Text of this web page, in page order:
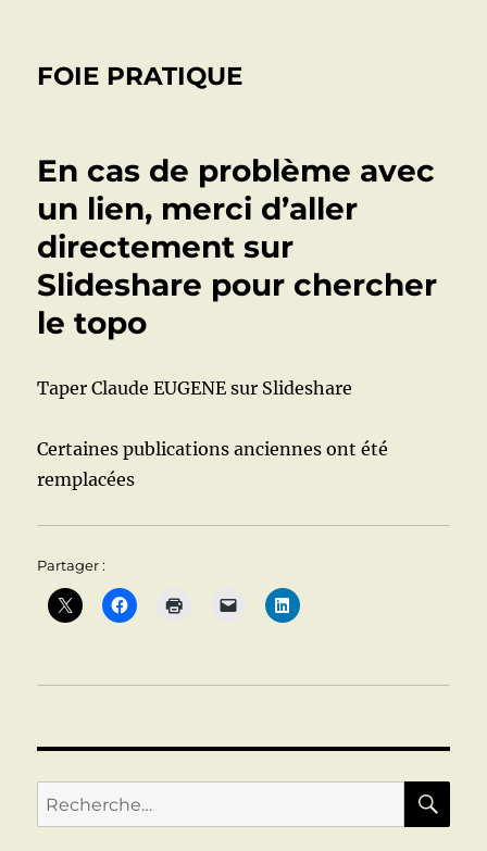
FOIE PRATIQUE
En cas de problème avec
un lien, merci d’aller
directement sur
Slideshare pour chercher
le topo
Taper Claude EUGENE sur Slideshare
Certaines publications anciennes ont été
remplacées
Partager :
Recherche
pour :